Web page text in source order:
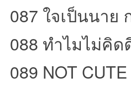
087 ใจเป็นนาย
088 ทำไมไม่คิด
089 NOT